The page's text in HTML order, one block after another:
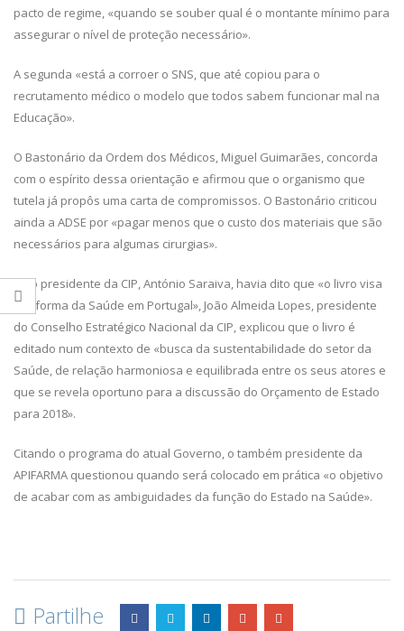
pacto de regime, «quando se souber qual é o montante mínimo para
assegurar o nível de proteção necessário».
A segunda «está a corroer o SNS, que até copiou para o
recrutamento médico o modelo que todos sabem funcionar mal na
Educação».
O Bastonário da Ordem dos Médicos, Miguel Guimarães, concorda
com o espírito dessa orientação e afirmou que o organismo que
tutela já propôs uma carta de compromissos. O Bastonário criticou
ainda a ADSE por «pagar menos que o custo dos materiais que são
necessários para algumas cirurgias».
Se o presidente da CIP, António Saraiva, havia dito que «o livro visa
a reforma da Saúde em Portugal», João Almeida Lopes, presidente
do Conselho Estratégico Nacional da CIP, explicou que o livro é
editado num contexto de «busca da sustentabilidade do setor da
Saúde, de relação harmoniosa e equilibrada entre os seus atores e
que se revela oportuno para a discussão do Orçamento de Estado
para 2018».
Citando o programa do atual Governo, o também presidente da
APIFARMA questionou quando será colocado em prática «o objetivo
de acabar com as ambiguidades da função do Estado na Saúde».
Partilhe